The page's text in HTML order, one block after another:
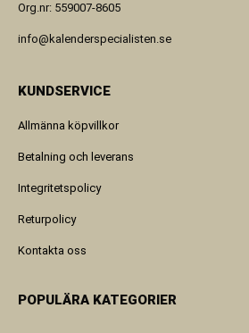
Org.nr: 559007-8605
info@kalenderspecialisten.se
KUNDSERVICE
Allmänna köpvillkor
Betalning och leverans
Integritetspolicy
Returpolicy
Kontakta oss
POPULÄRA KATEGORIER